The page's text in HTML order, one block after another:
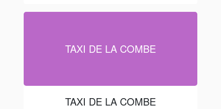
TAXI DE LA COMBE
TAXI DE LA COMBE